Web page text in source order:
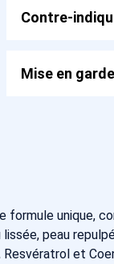
Contre-
Mise en
unique,
peau
et